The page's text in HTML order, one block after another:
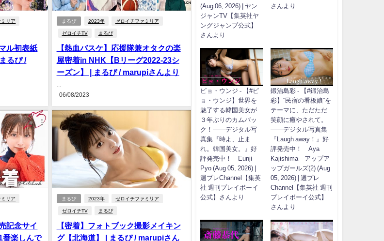
リア
ル初表紙
るぴ /
まるぴ 2023年 ゼロイチファミリア
ゼロイチTV まるぴ
【熱血バスケ】応援隊兼オタクの楽
屋密着in NHK【Bリーグ2022-23シ
ーズン】 | まるぴ / marupiさんより
...
06/08/2023
リア
記念サイ
番楽しんで
まるぴ 2023年 ゼロイチファミリア
ゼロイチTV まるぴ
【密着】フォトブック撮影メイキン
グ【北海道】 | まるぴ / marupiさん
(Aug 06, 2026) | ヤン
ジャンTV【集英社ヤ
ングジャンプ公式】
さんより
さんより
ピョ・ウンジ - 【#ピ
ョ・ウンジ】世界を
魅了する韓国美女が
３年ぶりのカムバッ
ク！――デジタル写
真集『時よ、止ま
れ。韓国美女。』好
評発売中！ Eunji
Pyo (Aug 05, 2026) |
週プレChannel【集英
社 週刊プレイボーイ
公式】さんより
鍛治島彩 - 【#鍛治島
彩】“民宿の看板娘”を
テーマに、ただただ
笑顔に癒やされて。
――デジタル写真集
『Laugh away！』好
評発売中！ Aya
Kajishima アップア
ップガールズ(2) (Aug
05, 2026) | 週プレ
Channel【集英社 週刊
プレイボーイ公式】
さんより